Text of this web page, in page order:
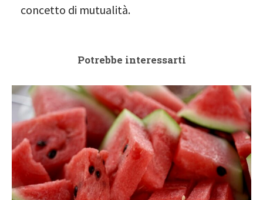
concetto di mutualità.
Potrebbe interessarti